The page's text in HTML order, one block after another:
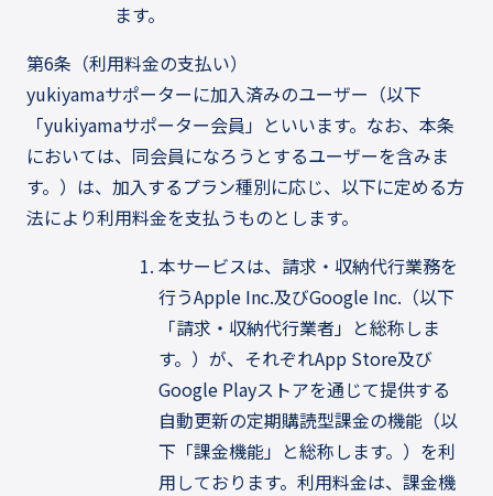
ます。
第6条（利用料金の支払い）
yukiyamaサポーターに加入済みのユーザー（以下
「yukiyamaサポーター会員」といいます。なお、本条
においては、同会員になろうとするユーザーを含みま
す。）は、加入するプラン種別に応じ、以下に定める方
法により利用料金を支払うものとします。
本サービスは、請求・収納代行業務を
行うApple Inc.及びGoogle Inc.（以下
「請求・収納代行業者」と総称しま
す。）が、それぞれApp Store及び
Google Playストアを通じて提供する
自動更新の定期購読型課金の機能（以
下「課金機能」と総称します。）を利
用しております。利用料金は、課金機